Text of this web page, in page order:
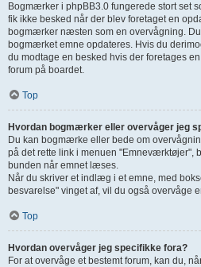
Bogmærker i phpBB3.0 fungerede stort set
fik ikke besked når der blev foretaget en
bogmærker næsten som en overvågning.
bogmærket emne opdateres. Hvis du
du modtage en besked hvis der foretages
forum på boardet.
Top
Hvordan bogmærker eller overvåger jeg
Du kan bogmærke eller bede om
på det rette link i menuen "Emneværktøjer",
bunden når emnet læses.
Når du skriver et indlæg i et emne, med
besvarelse" vinget af, vil du også overvåge
Top
Hvordan overvåger jeg specifikke fora?
For at overvåge et bestemt forum, kan du,